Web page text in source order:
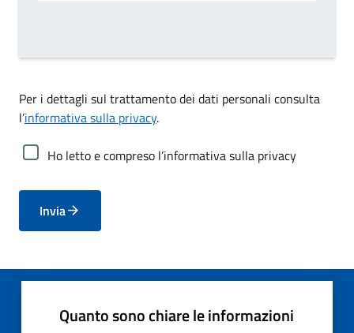
Per i dettagli sul trattamento dei dati personali consulta
l’informativa sulla privacy.
Ho letto e compreso l’informativa sulla privacy
Invia
Quanto sono chiare le informazioni